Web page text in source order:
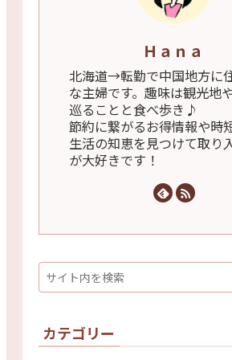
Ｈａｎａ
北海道→転勤で中国地方に
な主婦です。趣味は観光地
巡ることと食べ歩き♪
節約に繋がるお得情報や時
生活の知恵を見つけて取り
が大好きです！
カテゴリー